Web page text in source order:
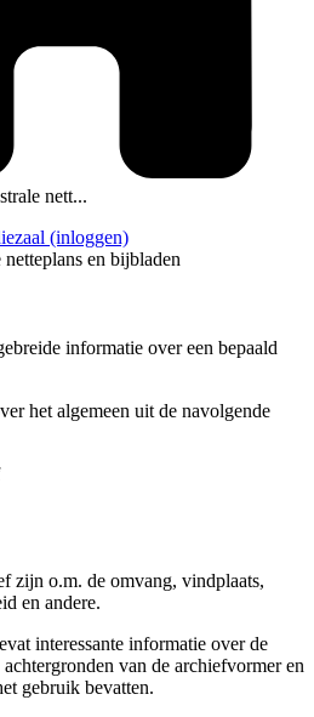
nett...
(inloggen)
en bijbladen
informatie over een bepaald
het algemeen uit de navolgende
zijn o.m. de omvang, vindplaats,
en andere.
interessante informatie over de
van de archiefvormer en
gebruik bevatten.